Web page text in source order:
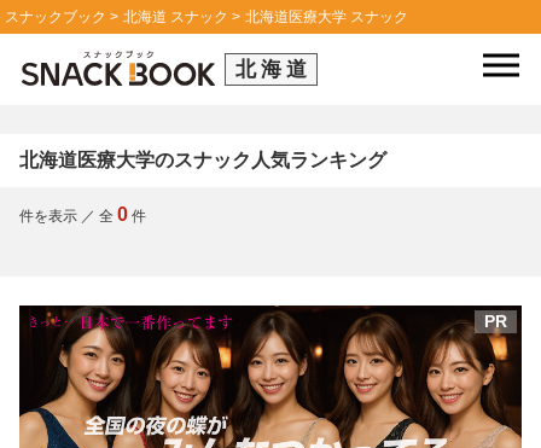
スナックブック 北海道 スナック 北海道医療大学 スナック
北海道
北海道医療大学のスナック人気ランキング
件を表示 ／ 全 0 件
PR